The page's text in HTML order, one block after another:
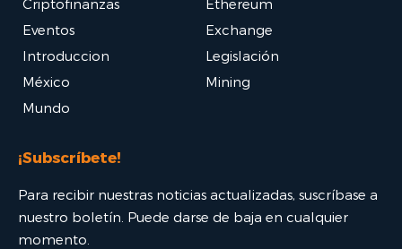
Criptofinanzas
Ethereum
Eventos
Exchange
Introduccion
Legislación
México
Mining
Mundo
¡Subscríbete!
Para recibir nuestras noticias actualizadas, suscríbase a
nuestro boletín. Puede darse de baja en cualquier
momento.